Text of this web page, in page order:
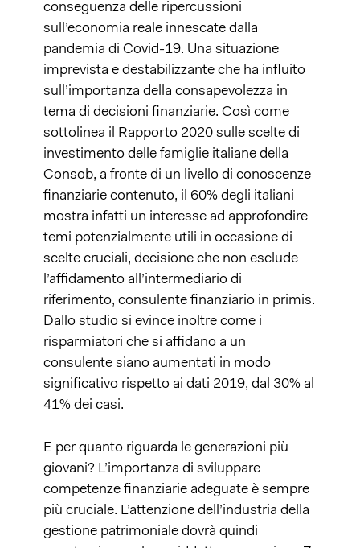
conseguenza delle ripercussioni
sull’economia reale innescate dalla
pandemia di Covid-19. Una situazione
imprevista e destabilizzante che ha influito
sull’importanza della consapevolezza in
tema di decisioni finanziarie. Così come
sottolinea il Rapporto 2020 sulle scelte di
investimento delle famiglie italiane della
Consob, a fronte di un livello di conoscenze
finanziarie contenuto, il 60% degli italiani
mostra infatti un interesse ad approfondire
temi potenzialmente utili in occasione di
scelte cruciali, decisione che non esclude
l’affidamento all’intermediario di
riferimento, consulente finanziario in primis.
Dallo studio si evince inoltre come i
risparmiatori che si affidano a un
consulente siano aumentati in modo
significativo rispetto ai dati 2019, dal 30% al
41% dei casi.
E per quanto riguarda le generazioni più
giovani? L’importanza di sviluppare
competenze finanziarie adeguate è sempre
più cruciale. L’attenzione dell’industria della
gestione patrimoniale dovrà quindi